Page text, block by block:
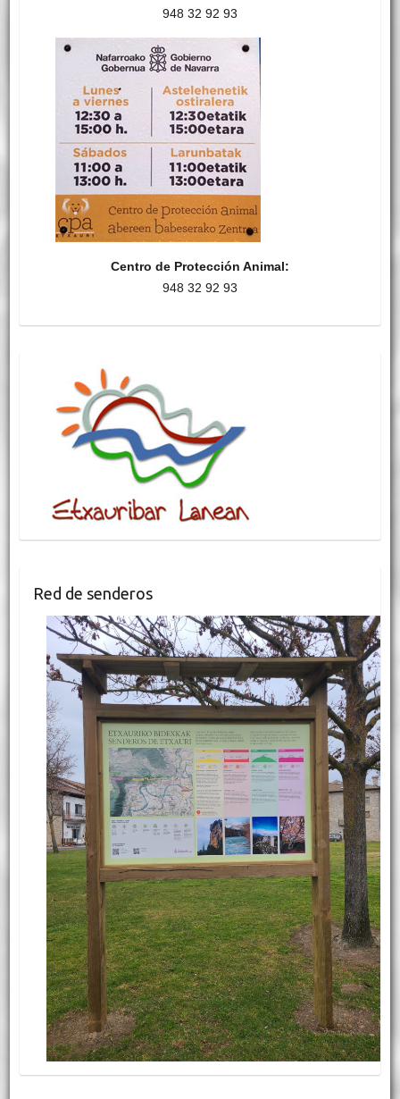
948 32 92 93
Centro de Protección Animal:
948 32 92 93
Red de senderos